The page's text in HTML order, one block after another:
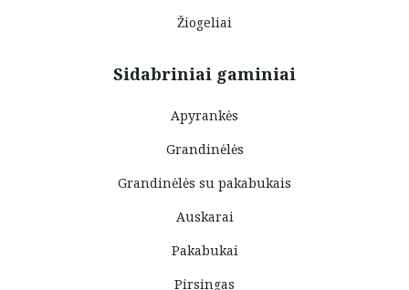
Žiogeliai
Sidabriniai gaminiai
Apyrankės
Grandinėlės
Grandinėlės su pakabukais
Auskarai
Pakabukai
Pirsingas